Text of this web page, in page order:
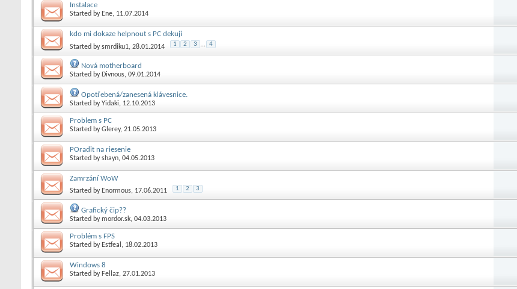
Instalace
Started by Ene, 11.07.2014
kdo mi dokaze helpnout s PC dekuji
Started bysmrdiku1, 28.01.2014 1 2 3 ... 4
Nová motherboard
Started by Divnous, 09.01.2014
Opotřebená/zanesená klávesnice.
Started byYidaki, 12.10.2013
Problem s PC
Started byGlerey, 21.05.2013
POradit na riesenie
Started byshayn, 04.05.2013
Zamrzání WoW
Started by Enormous, 17.06.2011 1 2 3
Grafický čip??
Started bymordor.sk, 04.03.2013
Problém s FPS
Started by Estfeal , 18.02.2013
Windows 8
Started by Fellaz, 27.01.2013